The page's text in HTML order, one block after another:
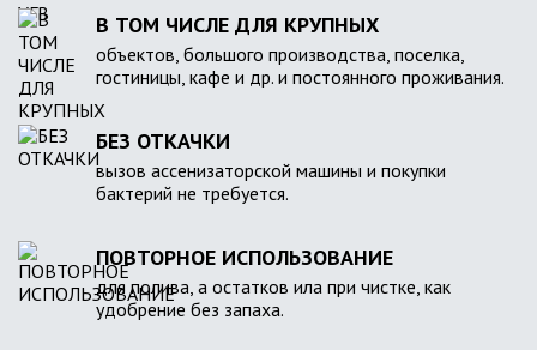
В ТОМ ЧИСЛЕ ДЛЯ КРУПНЫХ
объектов, большого производства, поселка,
гостиницы, кафе и др. и постоянного проживания.
БЕЗ ОТКАЧКИ
вызов ассенизаторской машины и покупки
бактерий не требуется.
ПОВТОРНОЕ ИСПОЛЬЗОВАНИЕ
для полива, а остатков ила при чистке, как
удобрение без запаха.